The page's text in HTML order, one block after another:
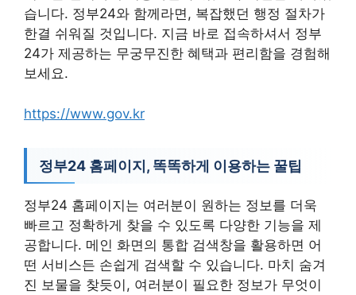
습니다. 정부24와 함께라면, 복잡했던 행정 절차가
한결 쉬워질 것입니다. 지금 바로 접속하셔서 정부
24가 제공하는 무궁무진한 혜택과 편리함을 경험해
보세요.
https://www.gov.kr
정부24 홈페이지, 똑똑하게 이용하는 꿀팁
정부24 홈페이지는 여러분이 원하는 정보를 더욱
빠르고 정확하게 찾을 수 있도록 다양한 기능을 제
공합니다. 메인 화면의 통합 검색창을 활용하면 어
떤 서비스든 손쉽게 검색할 수 있습니다. 마치 숨겨
진 보물을 찾듯이, 여러분이 필요한 정보가 무엇이